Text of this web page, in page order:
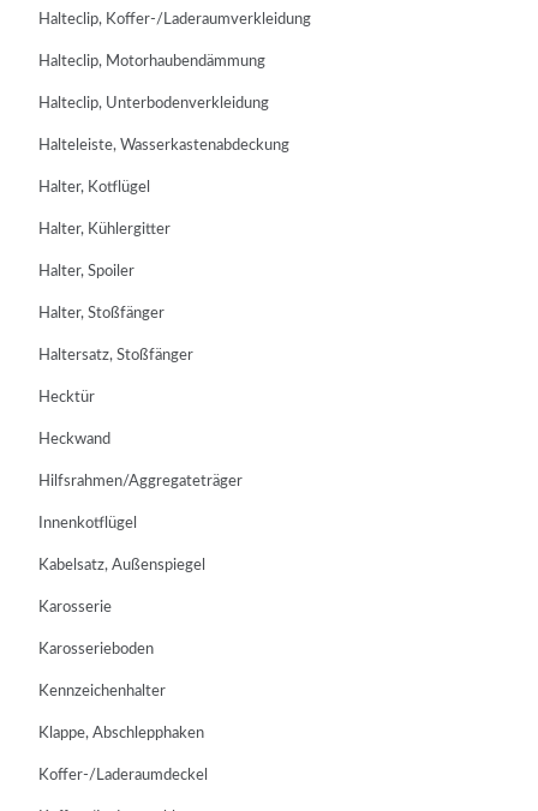
Halteclip, Koffer-/Laderaumverkleidung
Halteclip, Motorhaubendämmung
Halteclip, Unterbodenverkleidung
Halteleiste, Wasserkastenabdeckung
Halter, Kotflügel
Halter, Kühlergitter
Halter, Spoiler
Halter, Stoßfänger
Haltersatz, Stoßfänger
Hecktür
Heckwand
Hilfsrahmen/Aggregateträger
Innenkotflügel
Kabelsatz, Außenspiegel
Karosserie
Karosserieboden
Kennzeichenhalter
Klappe, Abschlepphaken
Koffer-/Laderaumdeckel